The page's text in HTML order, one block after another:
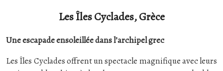
Les Îles Cyclades, Grèce
Une escapade ensoleillée dans l’archipel grec
Les Îles Cyclades offrent un spectacle magnifique avec leurs